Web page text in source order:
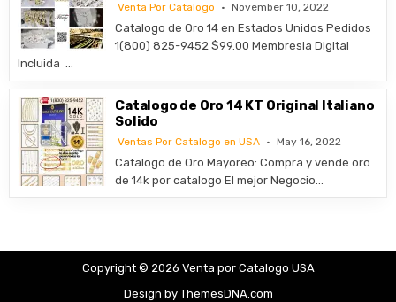
Venta Por Catalogo November 10, 2022
Catalogo de Oro 14 en Estados Unidos Pedidos
1(800) 825-9452 $99.00 Membresia Digital
Incluida …
Catalogo de Oro 14 KT Original Italiano
Solido
Ventas Por Catalogo en USA May 16, 2022
​Catalogo de Oro Mayoreo: Compra y vende oro
de 14k por catalogo El mejor Negocio…
Copyright © 2026 Venta por Catalogo USA
Design by ThemesDNA.com